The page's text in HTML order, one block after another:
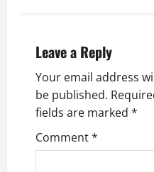
t
i
o
n
Leave a Reply
Your email address
be published.
fields are marked *
Comment*